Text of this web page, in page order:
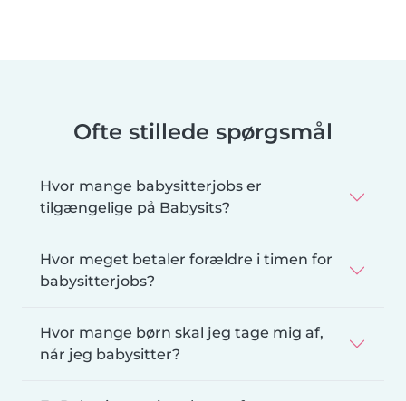
Ofte stillede spørgsmål
Hvor mange babysitterjobs er
tilgængelige på Babysits?
Hvor meget betaler forældre i timen for
babysitterjobs?
Hvor mange børn skal jeg tage mig af,
når jeg babysitter?